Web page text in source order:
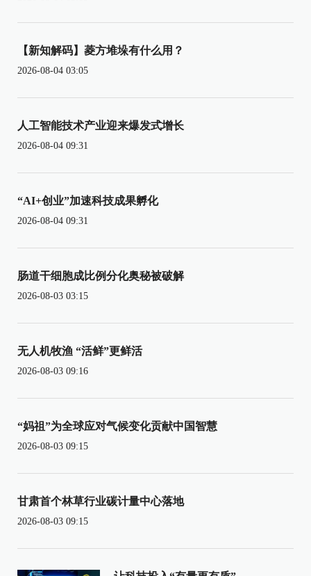
【新知解码】菱方堆垛有什么用？
2026-08-04 03:05
人工智能技术产业迎来爆发式增长
2026-08-04 09:31
“AI+创业”加速科技成果孵化
2026-08-04 09:31
肠道干细胞成比例分化奥秘被破解
2026-08-03 03:15
无人机牧渔 “活鲜”更鲜活
2026-08-03 09:16
“妈祖”为全球应对气候变化贡献中国智慧
2026-08-03 09:15
甘肃首个林草行业碳计量中心落地
2026-08-03 09:15